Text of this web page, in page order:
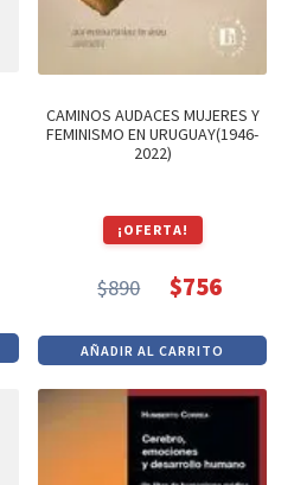
CAMINOS AUDACES MUJERES Y
FEMINISMO EN URUGUAY(1946-
2022)
¡OFERTA!
$890
precio
original
era:
$890.
$756
precio
actual
es:
$756.
AÑADIR AL CARRITO